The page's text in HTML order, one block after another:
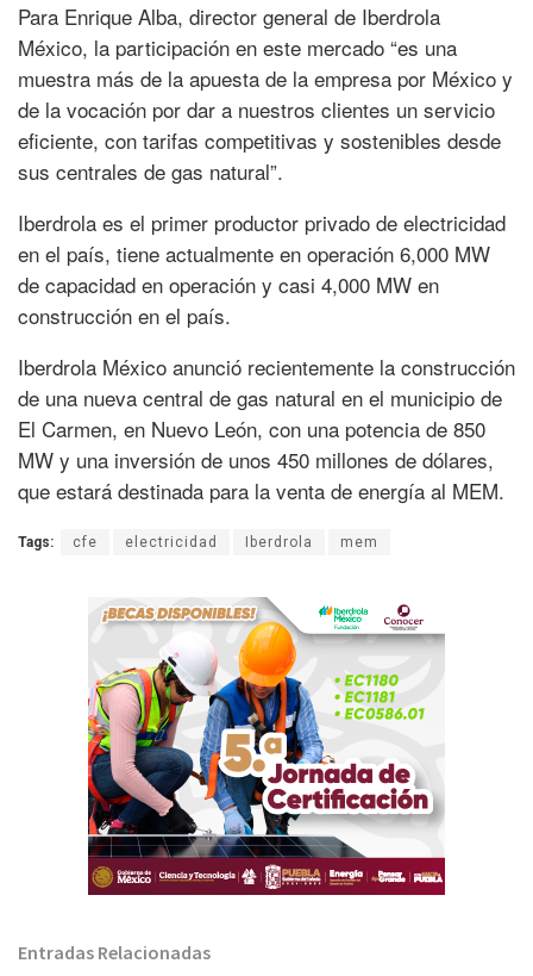
Para Enrique Alba, director general de Iberdrola
México, la participación en este mercado “es una
muestra más de la apuesta de la empresa por México y
de la vocación por dar a nuestros clientes un servicio
eficiente, con tarifas competitivas y sostenibles desde
sus centrales de gas natural”.
Iberdrola es el primer productor privado de electricidad
en el país, tiene actualmente en operación 6,000 MW
de capacidad en operación y casi 4,000 MW en
construcción en el país.
Iberdrola México anunció recientemente la construcción
de una nueva central de gas natural en el municipio de
El Carmen, en Nuevo León, con una potencia de 850
MW y una inversión de unos 450 millones de dólares,
que estará destinada para la venta de energía al MEM.
Tags: cfe electricidad Iberdrola mem
Entradas Relacionadas